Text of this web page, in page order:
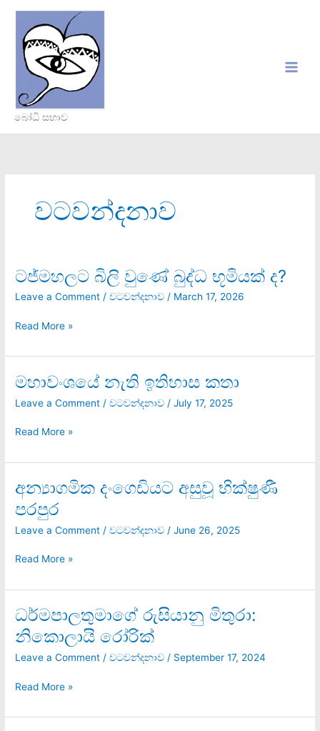
content
බෝධි සභාව
වටවන්දනාව
ටජ්මහලට බිලි වුණේ බුද්ධ භූමියක් ද?
Leave a Comment /වටවන්දනාව / March 17, 2026
ටජ්මහලට
වුණේ
භූමියක්
Read More »
මහාවංශයේ නැති ඉතිහාස කතා
Leave a Comment /වටවන්දනාව /July 17, 2025
මහාවංශයේ
ඉතිහාස
Read More »
අන්‍යාගමික දංගෙඩියට අසුවූ භික්ෂුණී
පරපුර
Leave a Comment /වටවන්දනාව /June 26, 2025
අන්‍යාගමික
දංගෙඩියට
අසුවූ
භික්ෂුණී
Read More »
ධර්මපාලතුමාගේ රුසියානු මිතුරා:
නිකොලායි රෝරික්
Leave a Comment /වටවන්දනාව / September 17, 2024
ධර්මපාලතුමාගේ
රුසියානු
මිතුරා:
නිකොලායි
Read More »